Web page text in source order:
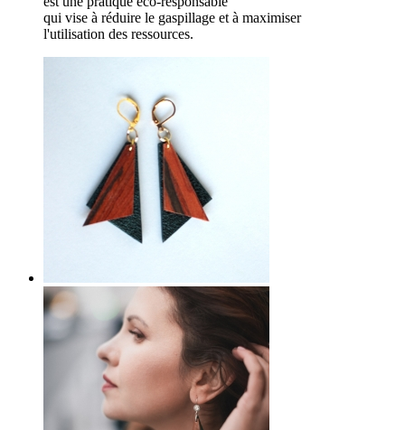
qui vise à réduire le gaspillage et à maximiser
l'utilisation des ressources.